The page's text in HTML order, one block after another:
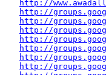
http://
http://
http://
http://
http://
http://
http://
http://